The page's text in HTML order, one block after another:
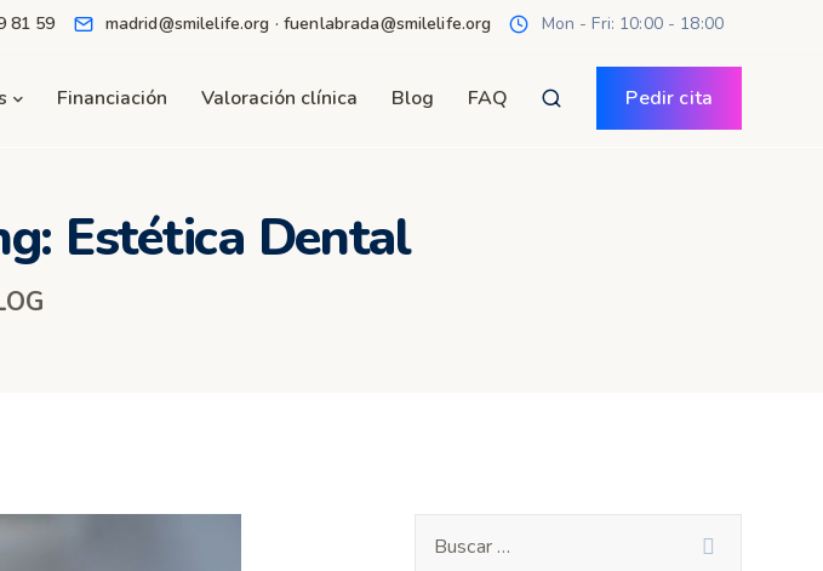
81 59 madrid@smilelife.org · fuenlabrada@smilelife.org Mon - Fri: 10:00 - 18:00
Financiación Valoración clínica Blog FAQ Pedir cita
Estética Dental